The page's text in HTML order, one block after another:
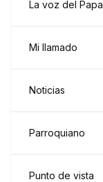
La voz del Papa
Mi llamado
Noticias
Parroquiano
Punto de vista